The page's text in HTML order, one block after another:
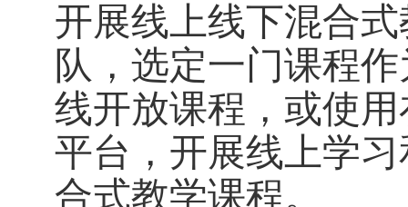
开展线上线下混合
队，选定一门课程
线开放课程，或使
平台，开展线上学
合式教学课程。